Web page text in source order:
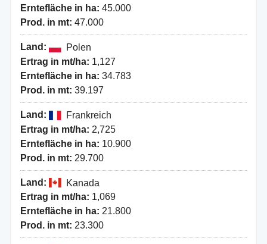
Erntefläche in ha: 45.000
Prod. in mt: 47.000
Land:
Polen
Ertrag in mt/ha: 1,127
Erntefläche in ha: 34.783
Prod. in mt: 39.197
Land:
Frankreich
Ertrag in mt/ha: 2,725
Erntefläche in ha: 10.900
Prod. in mt: 29.700
Land:
Kanada
Ertrag in mt/ha: 1,069
Erntefläche in ha: 21.800
Prod. in mt: 23.300